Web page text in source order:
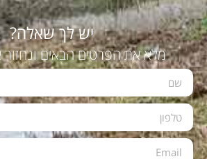
יש לך שאלה?
מלא את הפרטים הבאים